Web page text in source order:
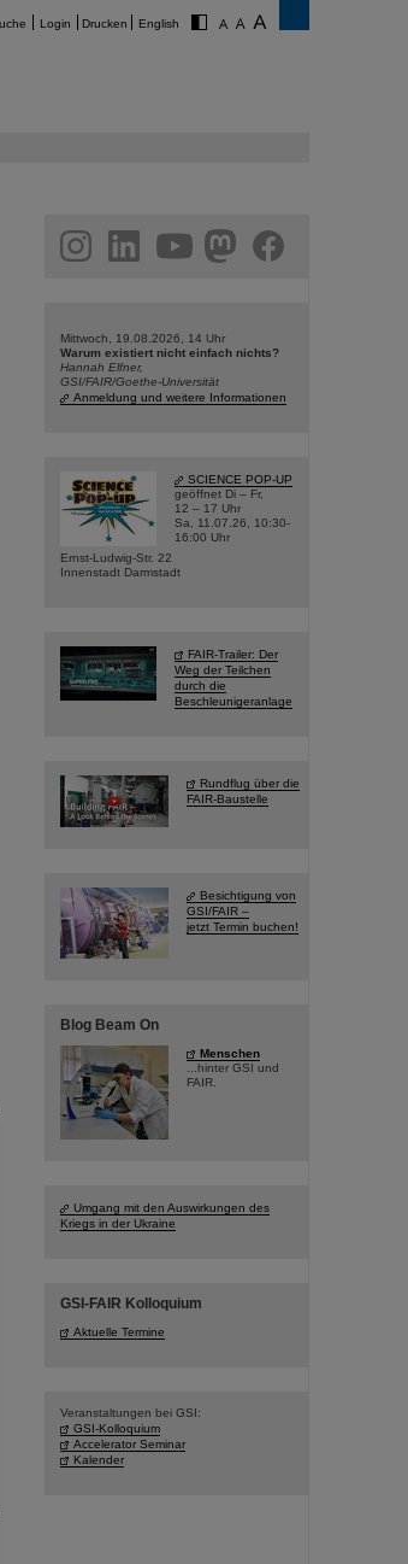
Login Drucken English
facebook
Mittwoch, 19.08.2026, 14 Uhr
Warum existiert nicht einfach nichts?
Hannah Elfner,
GSI/FAIR/Goethe-Universität
Anmeldung und weitere Informationen
SCIENCE POP-UP
geöffnet Di – Fr,
12 – 17 Uhr
Sa, 11.07.26, 10:30-
16:00 Uhr
Ernst-Ludwig-Str. 22
Innenstadt Darmstadt
FAIR-Trailer: Der
Weg der Teilchen
durch die
Beschleunigeranlage
Rundflug über die
FAIR-Baustelle
Besichtigung von
GSI/FAIR –
jetzt Termin buchen!
Blog Beam On
Menschen
...hinter GSI und
FAIR.
Umgang mit den Auswirkungen des
Kriegs in der Ukraine
GSI-FAIR Kolloquium
Aktuelle Termine
Veranstaltungen bei GSI:
GSI-Kolloquium
Accelerator Seminar
Kalender